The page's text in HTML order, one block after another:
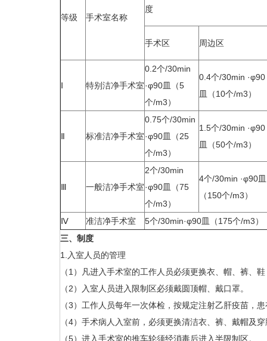
等级 手术室名称
度
手术区 周边区
Ⅰ 特别洁净手术室
0.2个/30min
·φ90皿（5
个/m3）
0.4个/30min ·φ90
皿（10个/m3）
Ⅱ 标准洁净手术室
0.75个/30min
·φ90皿（25
个/m3）
1.5个/30min ·φ90
皿（50个/m3）
Ⅲ 一般洁净手术室
2个/30min
·φ90皿（75
个/m3）
4个/30min ·φ90皿
（150个/m3）
Ⅳ 准洁净手术室
5个/30min·φ90皿（175个/m3）
三、制度
1.入室人员的管理
（1）凡进入手术室的工作人员必须更换衣、帽、裤、
（2）入室人员进入限制区必须戴圆顶帽、戴口罩。
（3）工作人员每年一次体检，按规定注射乙肝疫苗，
（4）手术病人入室前，必须更换清洁衣、裤、戴帽及
（5）进入手术室的推车轮须经消毒后进入半限制区。